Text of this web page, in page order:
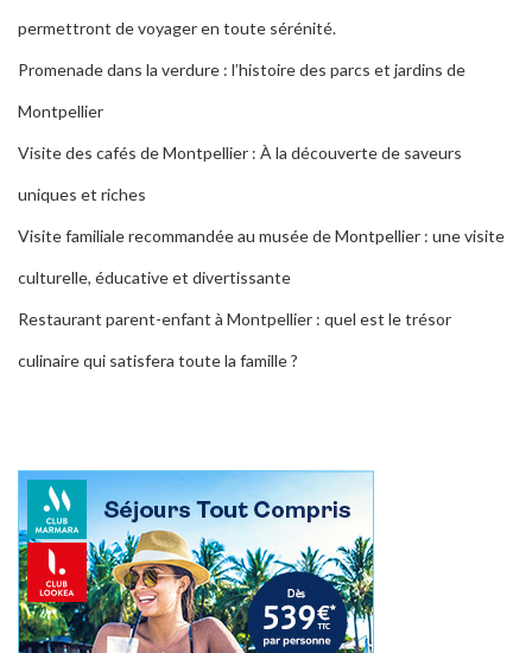
permettront de voyager en toute sérénité.
Promenade dans la verdure : l’histoire des parcs et jardins de
Montpellier
Visite des cafés de Montpellier : À la découverte de saveurs
uniques et riches
Visite familiale recommandée au musée de Montpellier : une visite
culturelle, éducative et divertissante
Restaurant parent-enfant à Montpellier : quel est le trésor
culinaire qui satisfera toute la famille ?